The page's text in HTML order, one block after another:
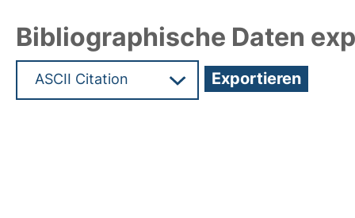
Bibliographische Daten